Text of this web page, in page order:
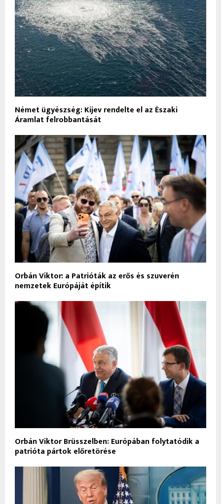
Német ügyészség: Kijev rendelte el az Északi
Áramlat felrobbantását
Orbán Viktor: a Patrióták az erős és szuverén
nemzetek Európáját építik
Orbán Viktor Brüsszelben: Európában folytatódik a
patrióta pártok előretörése